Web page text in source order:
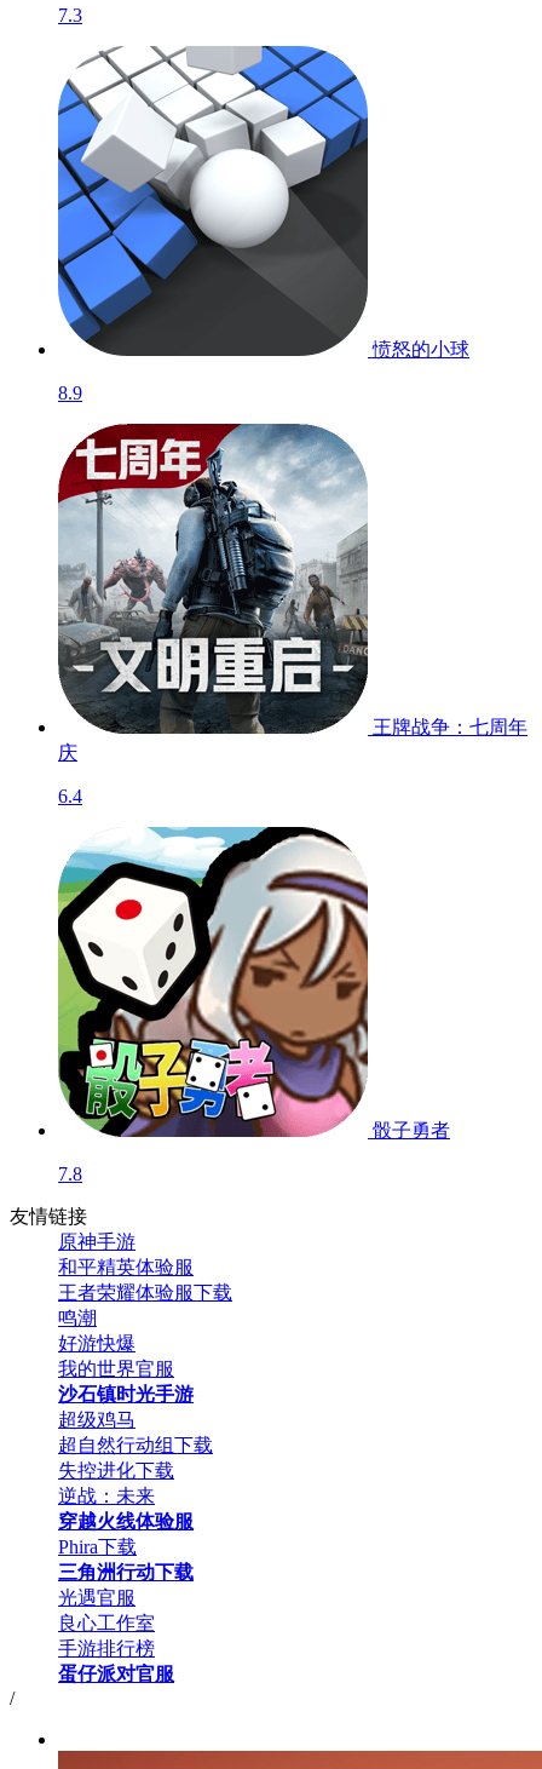
7.3
愤怒的小球
8.9
王牌战争：七周年
庆
6.4
骰子勇者
7.8
友情链接
原神手游
和平精英体验服
王者荣耀体验服下载
鸣潮
好游快爆
我的世界官服
沙石镇时光手游
超级鸡马
超自然行动组下载
失控进化下载
逆战：未来
穿越火线体验服
Phira下载
三角洲行动下载
光遇官服
良心工作室
手游排行榜
蛋仔派对官服
/